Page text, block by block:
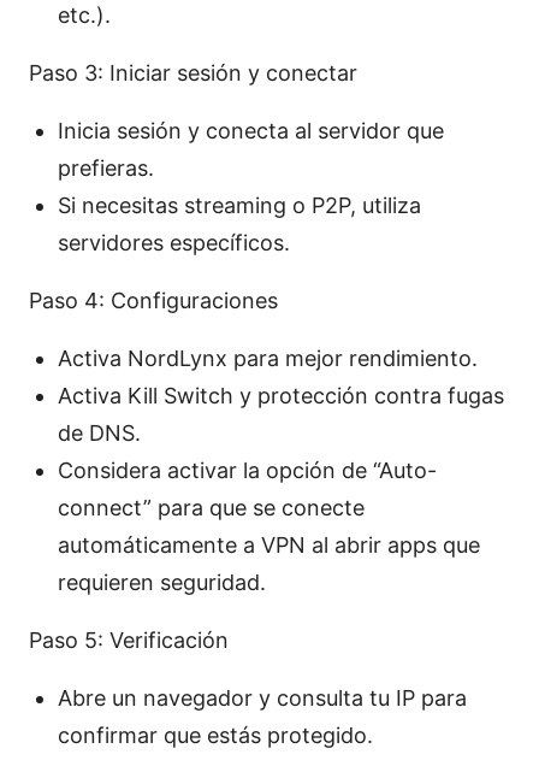
etc.).
Paso 3: Iniciar sesión y conectar
Inicia sesión y conecta al servidor que
prefieras.
Si necesitas streaming o P2P, utiliza
servidores específicos.
Paso 4: Configuraciones
Activa NordLynx para mejor rendimiento.
Activa Kill Switch y protección contra fugas
de DNS.
Considera activar la opción de “Auto-
connect” para que se conecte
automáticamente a VPN al abrir apps que
requieren seguridad.
Paso 5: Verificación
Abre un navegador y consulta tu IP para
confirmar que estás protegido.